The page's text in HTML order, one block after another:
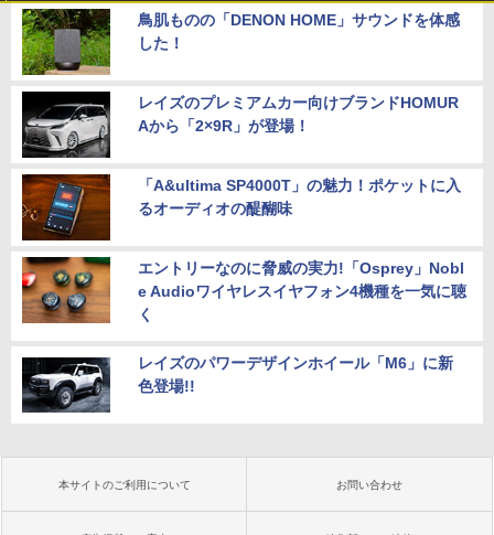
鳥肌ものの「DENON HOME」サウンドを体感
した！
レイズのプレミアムカー向けブランドHOMUR
Aから「2×9R」が登場！
「A&ultima SP4000T」の魅力！ポケットに入
るオーディオの醍醐味
エントリーなのに脅威の実力!「Osprey」Nobl
e Audioワイヤレスイヤフォン4機種を一気に聴
く
レイズのパワーデザインホイール「M6」に新
色登場!!
本サイトのご利用について お問い合わせ